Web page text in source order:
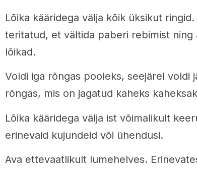
Lõika kääridega välja kõik üksikut
teritatud, et vältida paberi rebimist
lõikad.
Voldi iga rõngas pooleks, seejärel voldi
rõngas, mis on jagatud kaheks
Lõika kääridega välja ist võimalikult
erinevaid kujundeid või ühendusi.
Ava ettevaatlikult lumehelves.